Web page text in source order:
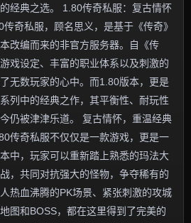
经典之选。 1.80传奇私服：复古情怀
奇私服，顾名思义，是基于《传奇》
改编而来的非官方服务器。自《传
戏设定、丰富的职业体系以及刺激的
无数玩家的心中。而1.80版本，更是
列中的经典之作，其平衡性、耐玩性
仍被津津乐道。 复古情怀，重温经典
传奇私服不仅仅是一款游戏，更是一
中，玩家可以重新踏上熟悉的玛法大
，共同对抗强大的怪物，争夺稀有的
热血沸腾的PK场景、紧张刺激的攻城
图和BOSS，都在这里得到了完美的